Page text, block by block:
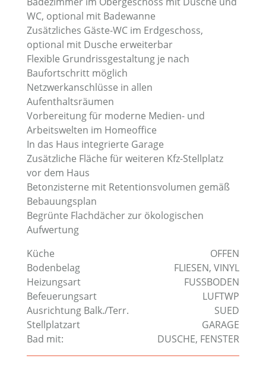
WC, optional mit Badewanne
Zusätzliches Gäste-WC im Erdgeschoss,
optional mit Dusche erweiterbar
Flexible Grundrissgestaltung je nach
Baufortschritt möglich
Netzwerkanschlüsse in allen
Aufenthaltsräumen
Vorbereitung für moderne Medien- und
Arbeitswelten im Homeoffice
In das Haus integrierte Garage
Zusätzliche Fläche für weiteren Kfz-Stellplatz
vor dem Haus
Betonzisterne mit Retentionsvolumen gemäß
Bebauungsplan
Begrünte Flachdächer zur ökologischen
Aufwertung
Küche
OFFEN
Bodenbelag
FLIESEN,VINYL
Heizungsart
FUSSBODEN
Befeuerungsart
LUFTWP
Ausrichtung Balk./Terr.
SUED
Stellplatzart
GARAGE
Bad mit:
DUSCHE, FENSTER